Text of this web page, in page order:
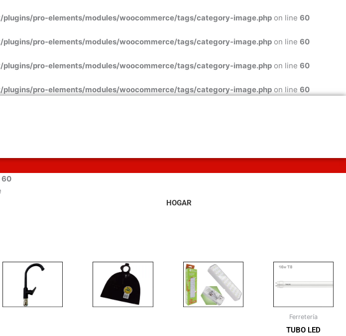
pro-elements/modules/woocommerce/tags/category-image.php on line 60
pro-elements/modules/woocommerce/tags/category-image.php on line 60
pro-elements/modules/woocommerce/tags/category-image.php on line 60
pro-elements/modules/woocommerce/tags/category-image.php on line 60
60
HOGAR
Actividades al aire libre
(18)
Electrodomésticos(41)
Ferretería
TUBO LED